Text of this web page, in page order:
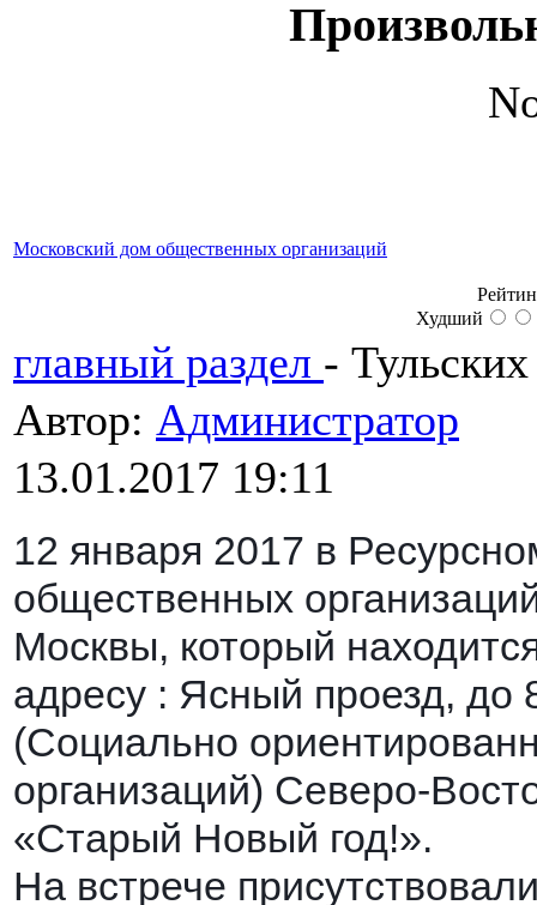
Московский дом общественных организаций
Худший
главный раздел - Тульских
Автор: Администратор
13.01.2017 19:11
12 января 2017 в
общественных
Москвы, который
адресу : Ясный проезд,
(Социально
организаций) Северо-
«Старый Новый год!».
На встрече